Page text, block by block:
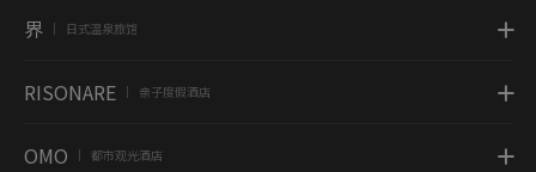
界 日式温泉旅馆
RISONARE 亲子度假酒店
OMO 都市观光酒店